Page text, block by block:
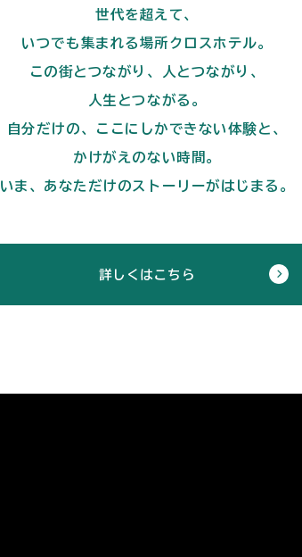
世代を超えて、
いつでも集まれる場所クロスホテル。
この街とつながり、人とつながり、
人生とつながる。
自分だけの、ここにしかできない体験と、
かけがえのない時間。
いま、あなただけのストーリーがはじまる。
詳しくはこちら